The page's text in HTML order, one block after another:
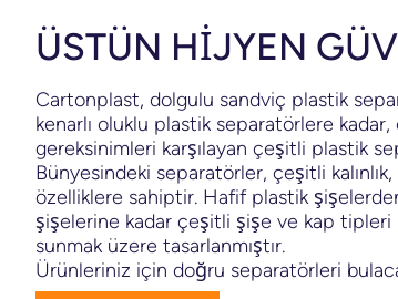
ÜSTÜN HİJYEN
Cartonplast, dolgulu sandviç plastik
kenarlı oluklu plastik separatörlere
gereksinimleri karşılayan çeşitli plastik
Bünyesindeki separatörler, çeşitli
özelliklere sahiptir. Hafif plastik
şişelerine kadar çeşitli şişe ve kap
sunmak üzere tasarlanmıştır.
Ürünleriniz için doğru separatörleri